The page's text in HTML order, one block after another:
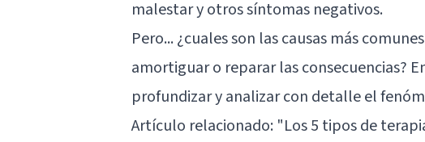
malestar y otros síntomas negativos.
Pero... ¿cuales son las causas más
amortiguar o reparar las consecuencias?
profundizar y analizar con detalle el
Artículo relacionado: "Los 5 tipos de